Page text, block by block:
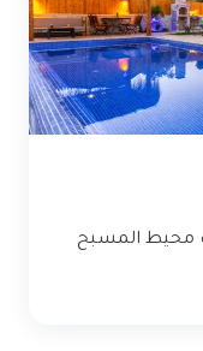
محيط المسبح